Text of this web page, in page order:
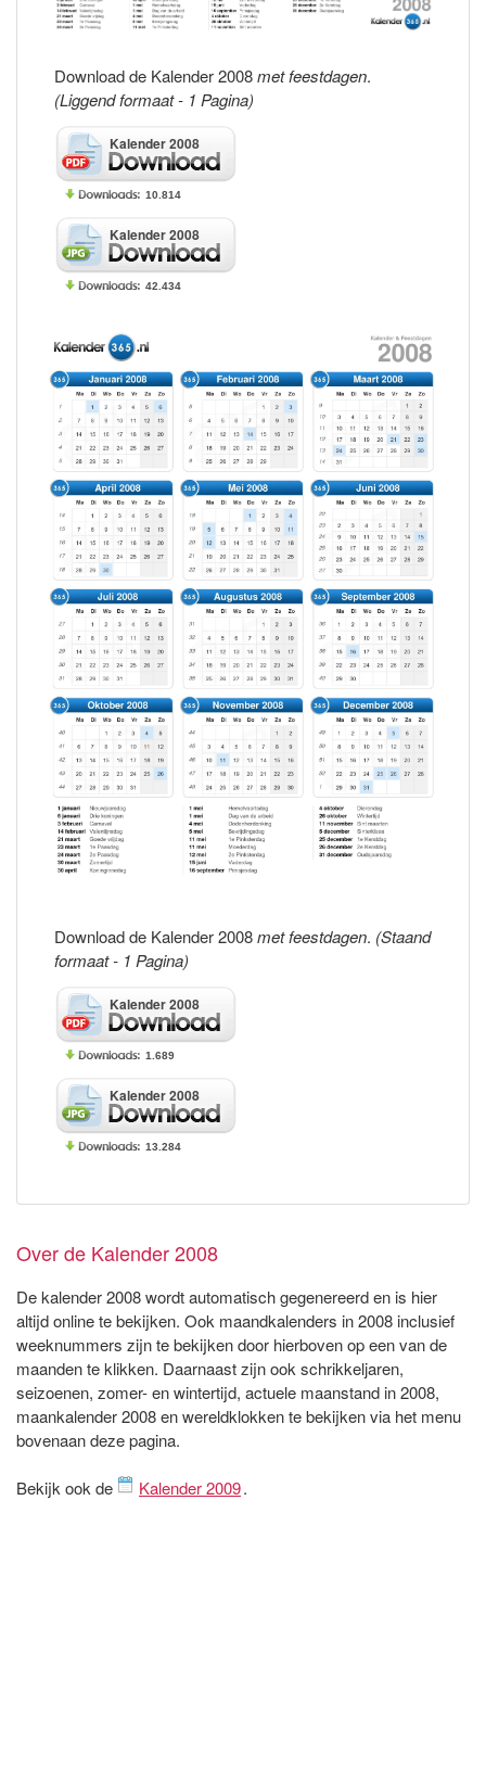
Download de Kalender 2008met feestdagen.
(Liggend formaat - 1 Pagina)
Kalender 2008
10.814
Kalender 2008
42.434
Download de Kalender 2008met feestdagen. (Staand
formaat - 1 Pagina)
Kalender 2008
1.689
Kalender 2008
13.284
Over de Kalender 2008
De kalender 2008 wordt automatisch gegenereerd en is hier
altijd online te bekijken. Ook maandkalenders in 2008 inclusief
weeknummers zijn te bekijken door hierboven op een van de
maanden te klikken. Daarnaast zijn ook schrikkeljaren,
seizoenen, zomer- en wintertijd, actuele maanstand in 2008,
maankalender 2008 en wereldklokken te bekijken via het menu
bovenaan deze pagina.
Bekijk ook de Kalender 2009.